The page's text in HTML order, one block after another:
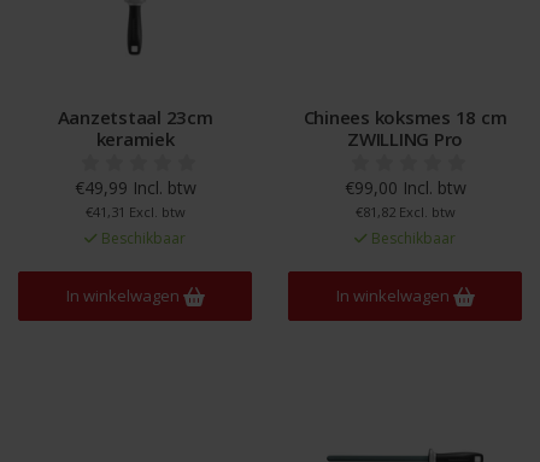
Aanzetstaal 23cm
keramiek
€49,99 Incl. btw
€41,31 Excl. btw
Beschikbaar
In winkelwagen
Chinees koksmes 18 cm
ZWILLING Pro
€99,00 Incl. btw
€81,82 Excl. btw
Beschikbaar
In winkelwagen